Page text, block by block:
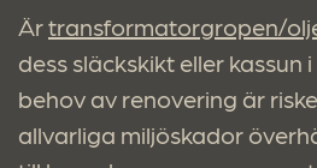
Ärtransformatorgropen/
dess släckskikt eller kassun
behov av renovering är
allvarliga miljöskador